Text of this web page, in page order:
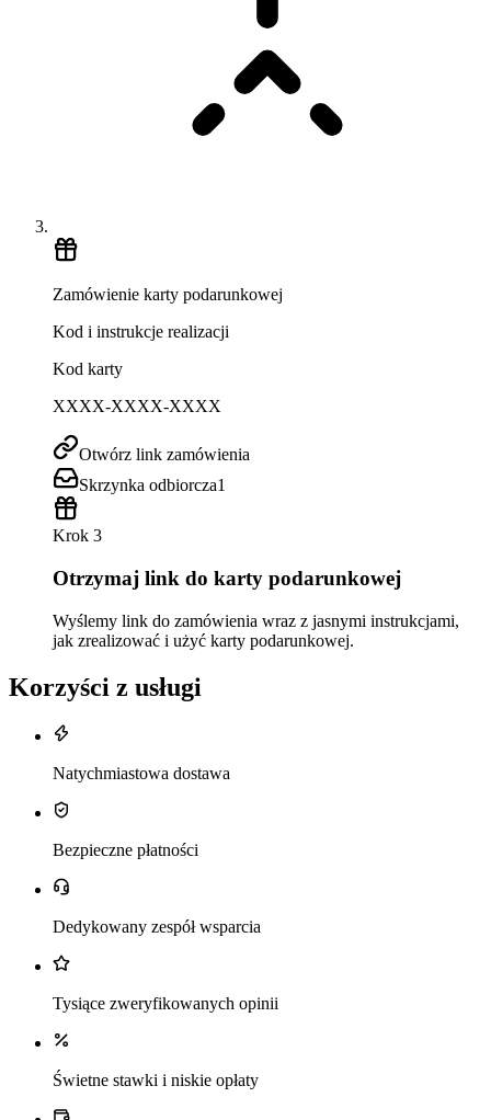
Zamówienie karty podarunkowej
Kod i instrukcje realizacji
Kod karty
XXXX-XXXX-XXXX
Otwórz link zamówienia
Skrzynka odbiorcza1
Krok 3
Otrzymaj link do karty podarunkowej
Wyślemy link do zamówienia wraz z jasnymi instrukcjami,
jak zrealizować i użyć karty podarunkowej.
Korzyści z usługi
Natychmiastowa dostawa
Bezpieczne płatności
Dedykowany zespół wsparcia
Tysiące zweryfikowanych opinii
Świetne stawki i niskie opłaty